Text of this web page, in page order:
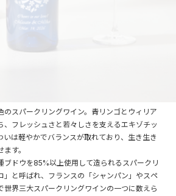
のスパークリングワイン。青リンゴとウィリア
、フレッシュさと若々しさを支えるエキゾチッ
いは軽やかでバランスが取れており、生き生き
す。
ブドウを85%以上使用して造られるスパークリ
」と呼ばれ、フランスの「シャンパン」やスペ
世界三大スパークリングワインの一つに数えら